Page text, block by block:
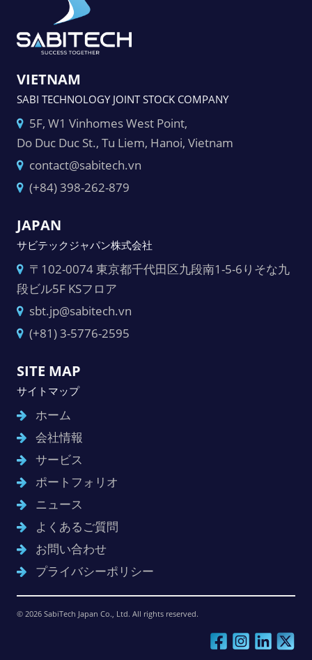
VIETNAM
SABI TECHNOLOGY JOINT STOCK COMPANY
5F, W1 Vinhomes West Point,
Do Duc Duc St., Tu Liem, Hanoi, Vietnam
contact@sabitech.vn
(+84) 398-262-879
JAPAN
サビテックジャパン株式会社
〒102-0074 東京都千代田区九段南1-5-6りそな九
段ビル5F KSフロア
sbt.jp@sabitech.vn
(+81) 3-5776-2595
SITE MAP
サイトマップ
ホーム
会社情報
サービス
ポートフォリオ
ニュース
よくあるご質問
お問い合わせ
プライバシーポリシー
© 2026 SabiTech Japan Co., Ltd. All rights reserved.